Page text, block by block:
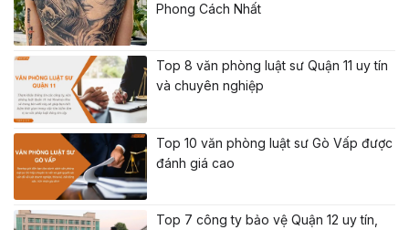
Phong Cách Nhất
Top 8 văn phòng luật sư Quận 11 uy tín
và chuyên nghiệp
Top 10 văn phòng luật sư Gò Vấp được
đánh giá cao
Top 7 công ty bảo vệ Quận 12 uy tín,